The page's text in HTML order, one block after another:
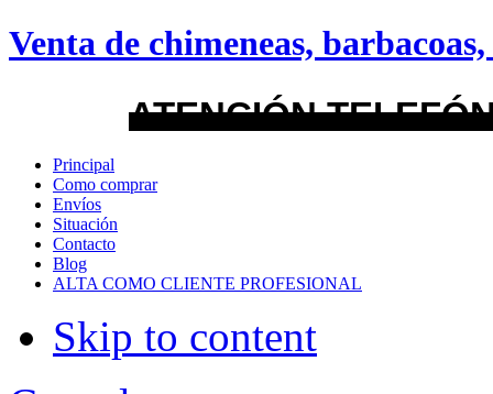
Venta de chimeneas, barbacoas,
ATENCIÓN
Principal
Como comprar
Envíos
Situación
Contacto
Blog
ALTA COMO CLIENTE PROFESIONAL
Skip to content
android
Menu Style
Mega
Css
Dropline
Split